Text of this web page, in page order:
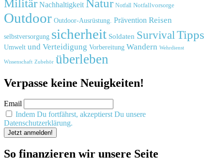
Militär Nachhaltigkeit Natur Notfall Notfallvorsorge
Outdoor Outdoor-Ausrüstung. Prävention Reisen
selbstversorgung sicherheit Soldaten Survival Tipps
Umwelt und Verteidigung Vorbereitung Wandern Wehrdienst
Wissenschaft Zubehör überleben
Verpasse keine Neuigkeiten!
Email
Indem Du fortfährst, akzeptierst Du unsere
Datenschutzerklärung.
So finanzieren wir unsere Seite